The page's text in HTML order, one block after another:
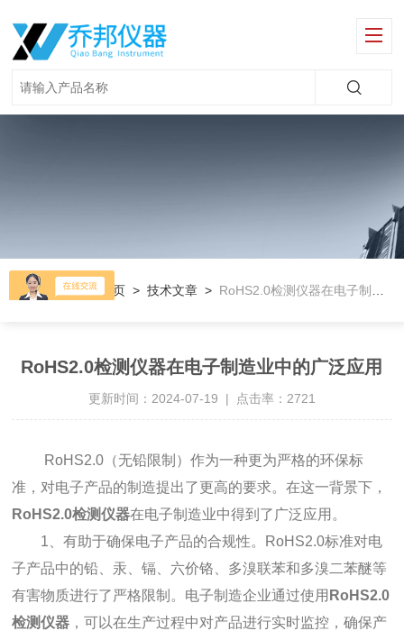
当前位置： 首页 >技术文章 > RoHS2.0检测仪器在电子制造业中的广泛应用
RoHS2.0检测仪器在电子制造业中的广泛应用
更新时间：2024-07-19 | 点击率：2721
RoHS2.0（无铅限制）作为一种更为严格的环保标
准，对电子产品的制造提出了更高的要求。在这一背景下，
RoHS2.0检测仪器在电子制造业中得到了广泛应用。
1、有助于确保电子产品的合规性。RoHS2.0标准对电
子产品中的铅、汞、镉、六价铬、多溴联苯和多溴二苯醚等
有害物质进行了严格限制。电子制造企业通过使用 RoHS2.0
检测仪器 ，可以在生产过程中对产品进行实时监控，确保产